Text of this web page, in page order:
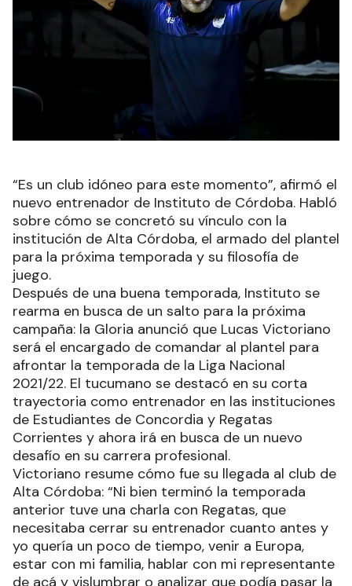
“Es un club idóneo para este momento”, afirmó el
nuevo entrenador de Instituto de Córdoba. Habló
sobre cómo se concretó su vínculo con la
institución de Alta Córdoba, el armado del plantel
para la próxima temporada y su filosofía de
juego.
Después de una buena temporada, Instituto se
rearma en busca de un salto para la próxima
campaña: la Gloria anunció que Lucas Victoriano
será el encargado de comandar al plantel para
afrontar la temporada de la Liga Nacional
2021/22. El tucumano se destacó en su corta
trayectoria como entrenador en las instituciones
de Estudiantes de Concordia y Regatas
Corrientes y ahora irá en busca de un nuevo
desafío en su carrera profesional.
Victoriano resume cómo fue su llegada al club de
Alta Córdoba: “Ni bien terminó la temporada
anterior tuve una charla con Regatas, que
necesitaba cerrar su entrenador cuanto antes y
yo quería un poco de tiempo, venir a Europa,
estar con mi familia, hablar con mi representante
de acá y vislumbrar o analizar que podía pasar la